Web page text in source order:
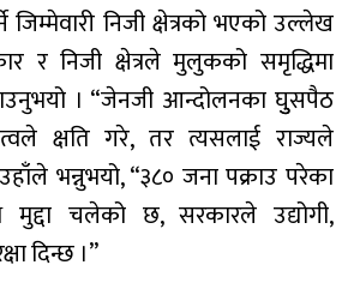
जिम्मेवारी निजी क्षेत्रको भएको उल्लेख
र निजी क्षेत्रले मुलुकको समृद्धिमा
। “जेनजी आन्दोलनका घुुसपैठ
क्षति गरे, तर त्यसलाई राज्यले
भन्नुभयो, “३८० जना पक्राउ परेका
मुद्दा चलेको छ, सरकारले उद्योगी,
दिन्छ ।”